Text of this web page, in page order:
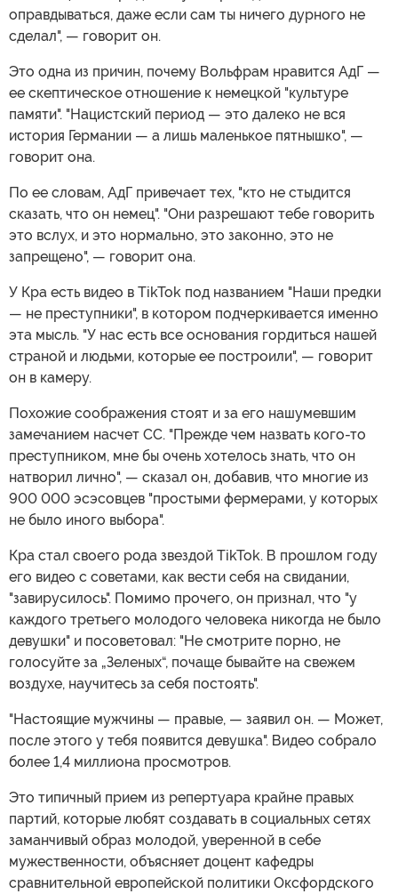
оправдываться, даже если сам ты ничего дурного не
сделал", — говорит он.
Это одна из причин, почему Вольфрам нравится АдГ —
ее скептическое отношение к немецкой "культуре
памяти". "Нацистский период — это далеко не вся
история Германии — а лишь маленькое пятнышко", —
говорит она.
По ее словам, АдГ привечает тех, "кто не стыдится
сказать, что он немец". "Они разрешают тебе говорить
это вслух, и это нормально, это законно, это не
запрещено", — говорит она.
У Кра есть видео в TikTok под названием "Наши предки
— не преступники", в котором подчеркивается именно
эта мысль. "У нас есть все основания гордиться нашей
страной и людьми, которые ее построили", — говорит
он в камеру.
Похожие соображения стоят и за его нашумевшим
замечанием насчет СС. "Прежде чем назвать кого-то
преступником, мне бы очень хотелось знать, что он
натворил лично", — сказал он, добавив, что многие из
900 000 эсэсовцев "простыми фермерами, у которых
не было иного выбора".
Кра стал своего рода звездой TikTok. В прошлом году
его видео с советами, как вести себя на свидании,
"завирусилось". Помимо прочего, он признал, что "у
каждого третьего молодого человека никогда не было
девушки" и посоветовал: "Не смотрите порно, не
голосуйте за „Зеленых“, почаще бывайте на свежем
воздухе, научитесь за себя постоять".
"Настоящие мужчины — правые, — заявил он. — Может,
после этого у тебя появится девушка". Видео собрало
более 1,4 миллиона просмотров.
Это типичный прием из репертуара крайне правых
партий, которые любят создавать в социальных сетях
заманчивый образ молодой, уверенной в себе
мужественности, объясняет доцент кафедры
сравнительной европейской политики Оксфордского